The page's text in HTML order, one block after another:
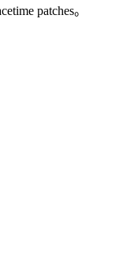
patches。